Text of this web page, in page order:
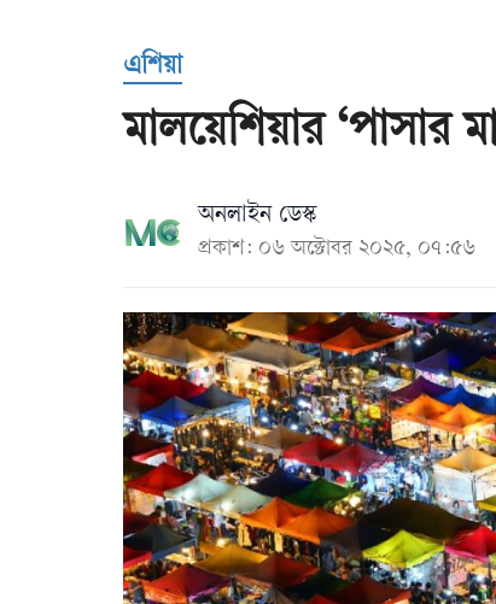
এশিয়া
মালয়েশিয়ার ‘পাসার
অনলাইন ডেস্ক
প্রকাশ: ০৬ অক্টোবর ২০২৫, ০৭:৫৬